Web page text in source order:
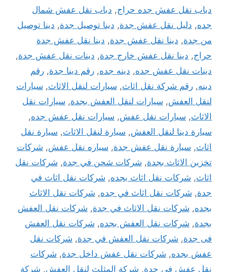
دباب نقل عفش جده حراج, دباب نقل عفش شمال
جده, دليل نقل عفش جدة, دينا توصيل جدة, دينا توصيل
من جدة, دينا نقل عفش جدة, دينا نقل عفش جدة
حراج, دينا نقل عفش خارج جدة, دينات نقل عفش جدة,
دينات نقل عفش جده, دينه جده, رقم دينا جدة, رقم
دينه, رقم شركة نقل اثاث, سيارات لنقل الاثاث, سيارات
لنقل العفش, سيارات لنقل العفش بجدة, سيارات نقل
الاثاث, سيارات نقل عفش, سيارات نقل عفش جده,
سيارة دينا لنقل العفش, سيارة لنقل الاثاث, سيارة نقل
اثاث, سيارة نقل عفش جدة, سياره نقل عفش, شركات
تخزين الاثاث بجدة, شركات شحن في جدة, شركات نقل
اثاث, شركات نقل اثاث بجده, شركات نقل اثاث في
جدة, شركات نقل اثاث في جده, شركات نقل الاثاث
بجده, شركات نقل الاثاث في جدة, شركات نقل العفش
بجدة, شركات نقل العفش بجده, شركات نقل العفش
فى جدة, شركات نقل العفش في جدة, شركات نقل
عفش بجده, شركات نقل عفش داخل جدة, شركات
نقل عفش في جدة, شركة المثلث لنقل العفش, شركة